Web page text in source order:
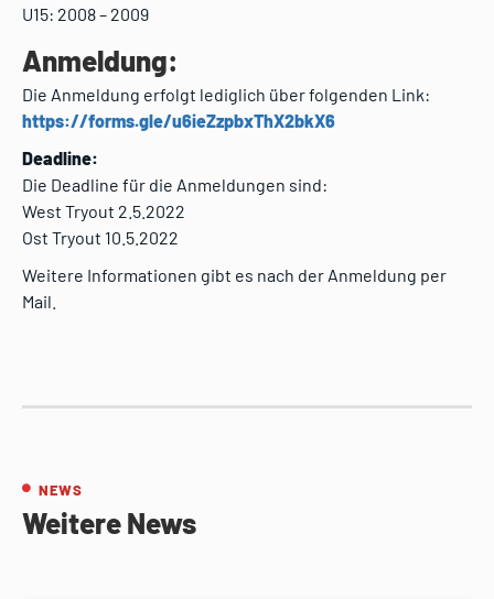
U15: 2008 – 2009
Anmeldung:
Die Anmeldung erfolgt lediglich über folgenden Link:
https://forms.gle/u6ieZzpbxThX2bkX6
Deadline:
Die Deadline für die Anmeldungen sind:
West Tryout 2.5.2022
Ost Tryout 10.5.2022
Weitere Informationen gibt es nach der Anmeldung per
Mail.
NEWS
Weitere News